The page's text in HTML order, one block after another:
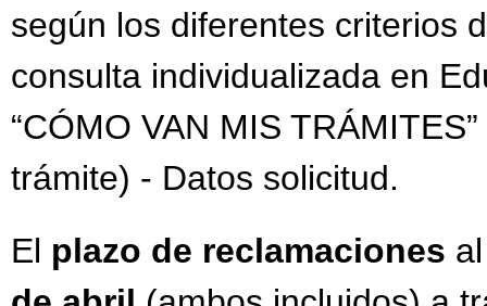
según los diferentes criterios
consulta individualizada en
“CÓMO VAN MIS
trámite) - Datos solicitud.
El plazo de reclamaciones